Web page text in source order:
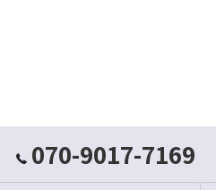
070-9017-7169